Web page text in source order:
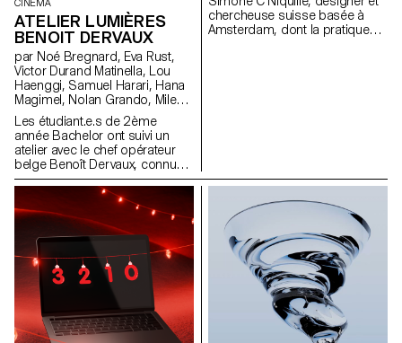
CINEMA
ATELIER LUMIÈRES
BENOIT DERVAUX
par Noé Bregnard, Eva Rust,
Victor Durand Matinella, Lou
Haenggi, Samuel Harari, Hana
Magimel, Nolan Grando, Mileny
Viera de Andrade, Zélia Zanone
Les étudiant.e.s de 2ème
année Bachelor ont suivi un
atelier avec le chef opérateur
belge Benoît Dervaux, connu
pour son travail sur les films
des frères Dardenne. Il a
notamment signé l'image des
films suisses Laissez-moi de
Maxime Rappaz (2023) et À
bras-le-corps de Marie-Elsa
Sgualdo (2025).
chercheuse suisse basée à
Amsterdam, dont la pratique
sous-tendent l’imagerie
numérique (des banques
d’images et bibliothèques
d’objets 3D aux systèmes de
vision automatisée) ainsi que
les présupposés culturels qui y
sont intégrés. Son travail met
en évidence comment les jeux
de données, les logiciels de
rendu et les standards visuels
influencent la manière dont les